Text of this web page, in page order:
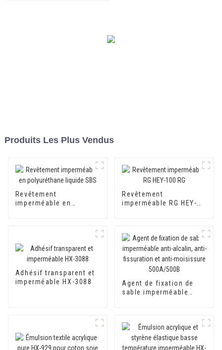
Produits Les Plus Vendus
Revêtement
imperméable en
Revêtement
imperméable RG HEY-
Adhésif transparent et
imperméable HX-3088
Agent de fixation de
sable imperméable